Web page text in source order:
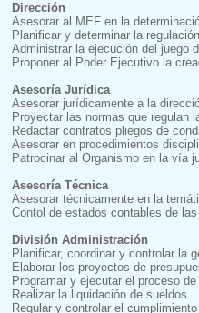
Dirección
Asesorar al MEF en la
Planificar y determinar la
Administrar la ejecución del juego
Proponer al Poder Ejecutivo la
Asesoría Jurídica
Asesorar jurídicamente a la
Proyectar las normas que regulan
Redactar contratos pliegos de
Asesorar en procedimientos
Patrocinar al Organismo en la vía
Asesoría Técnica
Asesorar técnicamente en la
Contol de estados contables de
División Administración
Planificar, coordinar y controlar la
Elaborar los proyectos de
Programar y ejecutar el proceso
Realizar la liquidación de sueldos.
Regular y controlar el